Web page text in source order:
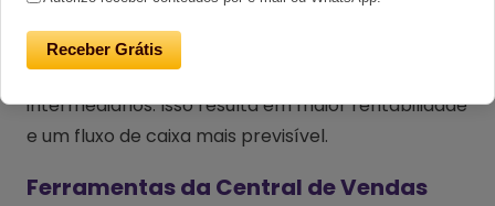
vendas diretas offline permitem que os hotéis
tenham controle total sobre suas reservas, sem a
necessidade de comissionamento para
intermediários. Isso resulta em maior rentabilidade
e um fluxo de caixa mais previsível.
Ferramentas da Central de Vendas
Receber Grátis